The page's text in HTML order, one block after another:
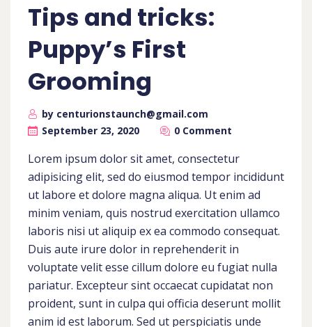
Tips and tricks:
Puppy’s First
Grooming
by centurionstaunch@gmail.com
September 23, 2020
0 Comment
Lorem ipsum dolor sit amet, consectetur
adipisicing elit, sed do eiusmod tempor incididunt
ut labore et dolore magna aliqua. Ut enim ad
minim veniam, quis nostrud exercitation ullamco
laboris nisi ut aliquip ex ea commodo consequat.
Duis aute irure dolor in reprehenderit in
voluptate velit esse cillum dolore eu fugiat nulla
pariatur. Excepteur sint occaecat cupidatat non
proident, sunt in culpa qui officia deserunt mollit
anim id est laborum. Sed ut perspiciatis unde